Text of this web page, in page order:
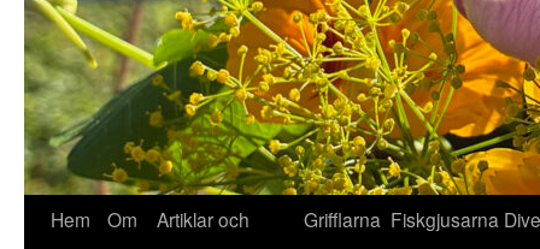
Hem Om
Artiklar och
Grifflarna Fiskgjusarna